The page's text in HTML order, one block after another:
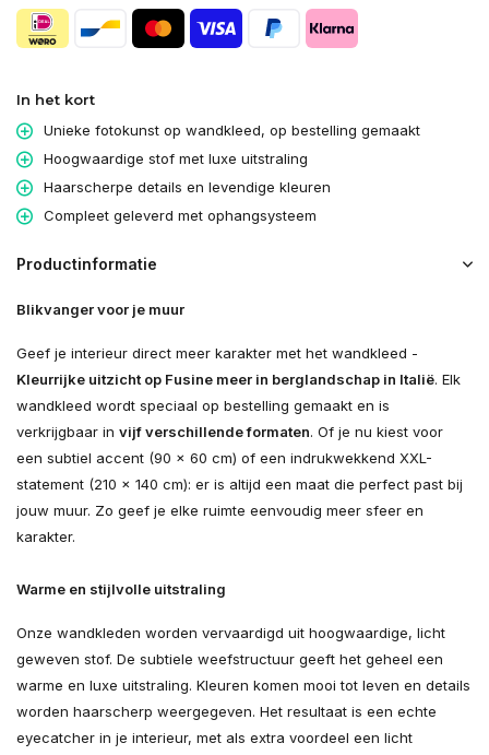
In het kort
Unieke fotokunst op wandkleed, op bestelling gemaakt
Hoogwaardige stof met luxe uitstraling
Haarscherpe details en levendige kleuren
Compleet geleverd met ophangsysteem
Productinformatie
Blikvanger voor je muur
Geef je interieur direct meer karakter met het wandkleed -
Kleurrijke uitzicht op Fusine meer in berglandschap in Italië. Elk
wandkleed wordt speciaal op bestelling gemaakt en is
verkrijgbaar in vijf verschillende formaten. Of je nu kiest voor
een subtiel accent (90 × 60 cm) of een indrukwekkend XXL-
statement (210 × 140 cm): er is altijd een maat die perfect past bij
jouw muur. Zo geef je elke ruimte eenvoudig meer sfeer en
karakter.
Warme en stijlvolle uitstraling
Onze wandkleden worden vervaardigd uit hoogwaardige, licht
geweven stof. De subtiele weefstructuur geeft het geheel een
warme en luxe uitstraling. Kleuren komen mooi tot leven en details
worden haarscherp weergegeven. Het resultaat is een echte
eyecatcher in je interieur, met als extra voordeel een licht